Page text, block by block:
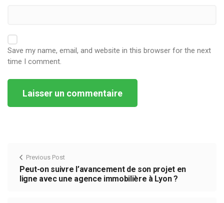
Save my name, email, and website in this browser for the next
time I comment.
Previous Post
Peut-on suivre l’avancement de son projet en
ligne avec une agence immobilière à Lyon ?